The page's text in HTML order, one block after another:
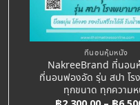
ที่นอนหุ้มหนัง
NakreeBrand ที่นอน
ที่นอนฟองอัด รุ่น สปา โร
ทุกขนาด ทุกความ